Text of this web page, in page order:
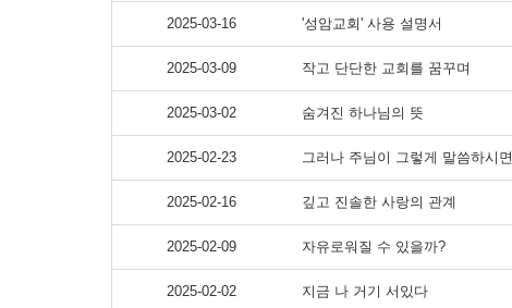
2025-03-16 '성암교회' 사용 설명서
2025-03-09 작고 단단한 교회를 꿈꾸며
2025-03-02 숨겨진 하나님의 뜻
2025-02-23 그러나 주님이 그렇게 말씀하시면
2025-02-16 깊고 진솔한 사랑의 관계
2025-02-09 자유로워질 수 있을까?
2025-02-02 지금 나 거기 서있다